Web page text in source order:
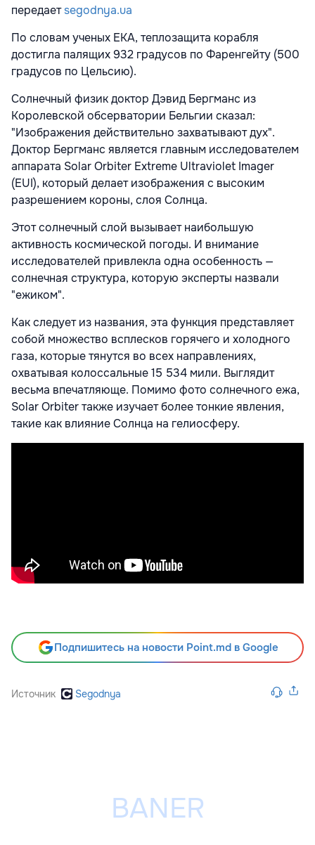
передаетsegodnya.ua
По словам ученых ЕКА, теплозащита корабля
достигла палящих 932 градусов по Фаренгейту (500
градусов по Цельсию).
Солнечный физик доктор Дэвид Бергманс из
Королевской обсерватории Бельгии сказал:
"Изображения действительно захватывают дух".
Доктор Бергманс является главным исследователем
аппарата Solar Orbiter Extreme Ultraviolet Imager
(EUI), который делает изображения с высоким
разрешением короны, слоя Солнца.
Этот солнечный слой вызывает наибольшую
активность космической погоды. И внимание
исследователей привлекла одна особенность —
солнечная структура, которую эксперты назвали
"ежиком".
Как следует из названия, эта функция представляет
собой множество всплесков горячего и холодного
газа, которые тянутся во всех направлениях,
охватывая колоссальные 15 534 мили. Выглядит
весьма впечатляюще. Помимо фото солнечного ежа,
Solar Orbiter также изучает более тонкие явления,
такие как влияние Солнца на гелиосферу.
Подпишитесь на новости Point.md в Google
Источник Segodnya